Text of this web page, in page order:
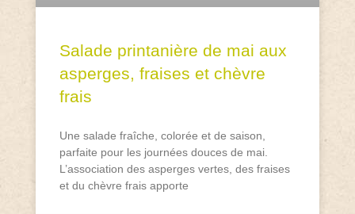
Salade printanière de mai aux
asperges, fraises et chèvre
frais
Une salade fraîche, colorée et de saison,
parfaite pour les journées douces de mai.
L’association des asperges vertes, des fraises
et du chèvre frais apporte